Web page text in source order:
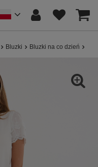
Bluzki Bluzki na co dzień